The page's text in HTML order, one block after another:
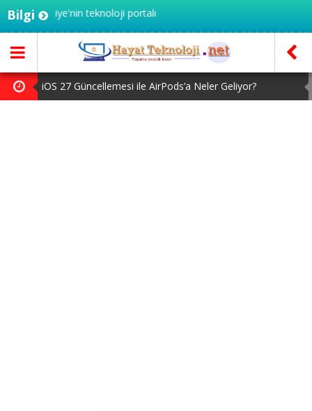
Bilgi
- Türkiye'nin teknoloji portalı
iOS 27 Güncellemesi ile AirPods’a Neler Geliyor?